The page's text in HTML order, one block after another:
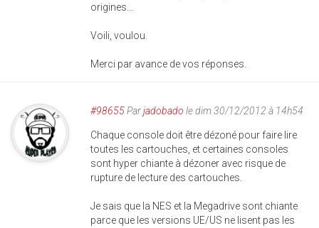
origines...
Voili, voulou.
Merci par avance de vos réponses.
#98655Parjadobado le dim 30/12/2012 à 14h54
Chaque console doit être dézoné pour faire lire
toutes les cartouches, et certaines consoles
sont hyper chiante à dézoner avec risque de
rupture de lecture des cartouches.
Je sais que la NES et la Megadrive sont chiante
parce que les versions UE/US ne lisent pas les